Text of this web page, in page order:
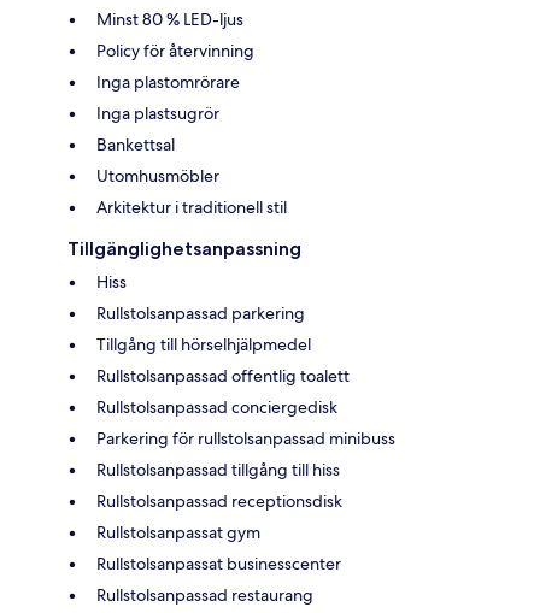
Minst 80 % LED-ljus
Policy för återvinning
Inga plastomrörare
Inga plastsugrör
Bankettsal
Utomhusmöbler
Arkitektur i traditionell stil
Tillgänglighetsanpassning
Hiss
Rullstolsanpassad parkering
Tillgång till hörselhjälpmedel
Rullstolsanpassad offentlig toalett
Rullstolsanpassad conciergedisk
Parkering för rullstolsanpassad minibuss
Rullstolsanpassad tillgång till hiss
Rullstolsanpassad receptionsdisk
Rullstolsanpassat gym
Rullstolsanpassat businesscenter
Rullstolsanpassad restaurang